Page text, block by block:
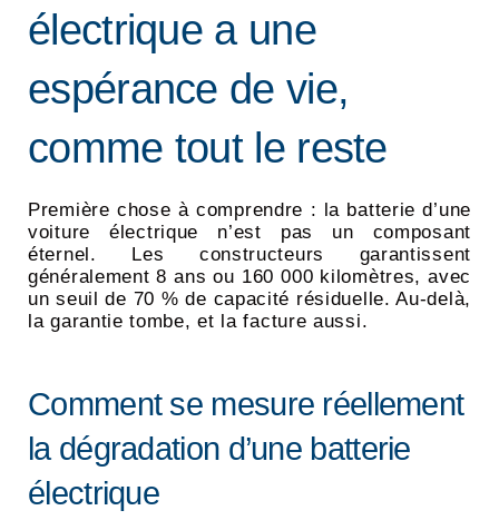
électrique a une
espérance de vie,
comme tout le reste
Première chose à comprendre : la batterie d’une
voiture électrique n’est pas un composant
éternel. Les constructeurs garantissent
généralement 8 ans ou 160 000 kilomètres, avec
un seuil de 70 % de capacité résiduelle. Au-delà,
la garantie tombe, et la facture aussi.
Comment se mesure réellement
la dégradation d’une batterie
électrique